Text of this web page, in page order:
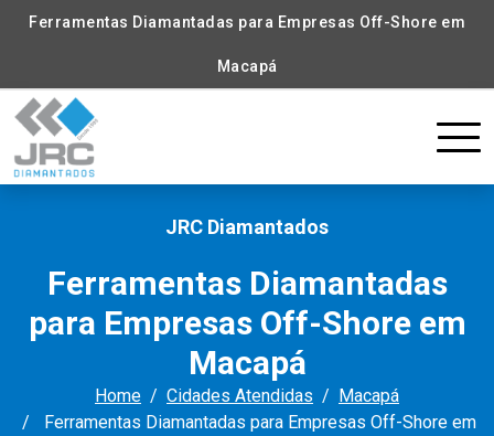
Ferramentas Diamantadas para Empresas Off-Shore em
Macapá
JRC Diamantados
Ferramentas Diamantadas
para Empresas Off-Shore em
Macapá
Home Cidades Atendidas
Macapá
Ferramentas Diamantadas para Empresas Off-Shore em